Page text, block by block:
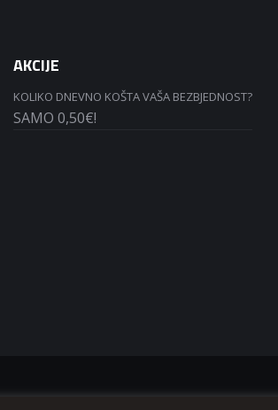
AKCIJE
KOLIKO DNEVNO KOŠTA VAŠA BEZBJEDNOST?
SAMO 0,50€!